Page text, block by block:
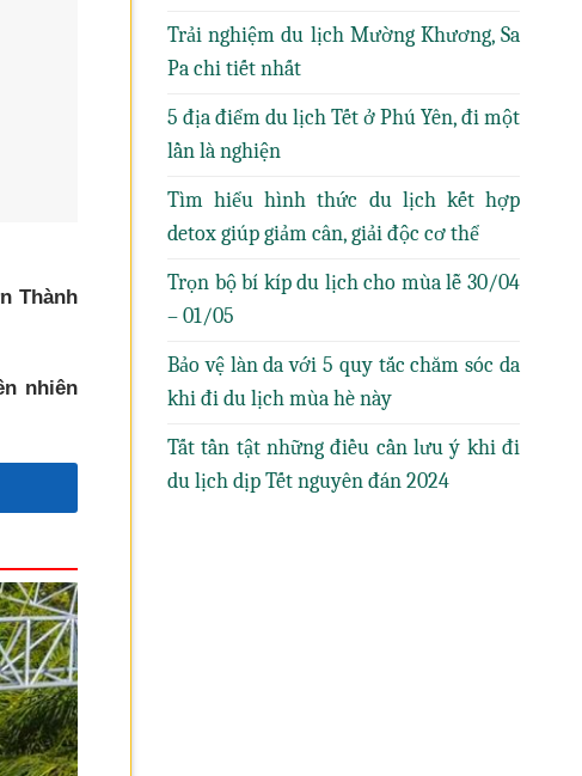
Thành
nhiên
Trải nghiệm du lịch Mường Khương, Sa
Pa chi tiết nhất
5 địa điểm du lịch Tết ở Phú Yên, đi một
lần là nghiện
Tìm hiểu hình thức du lịch kết hợp
detox giúp giảm cân, giải độc cơ thể
Trọn bộ bí kíp du lịch cho mùa lễ 30/04
– 01/05
Bảo vệ làn da với 5 quy tắc chăm sóc da
khi đi du lịch mùa hè này
Tất tần tật những điều cần lưu ý khi đi
du lịch dịp Tết nguyên đán 2024